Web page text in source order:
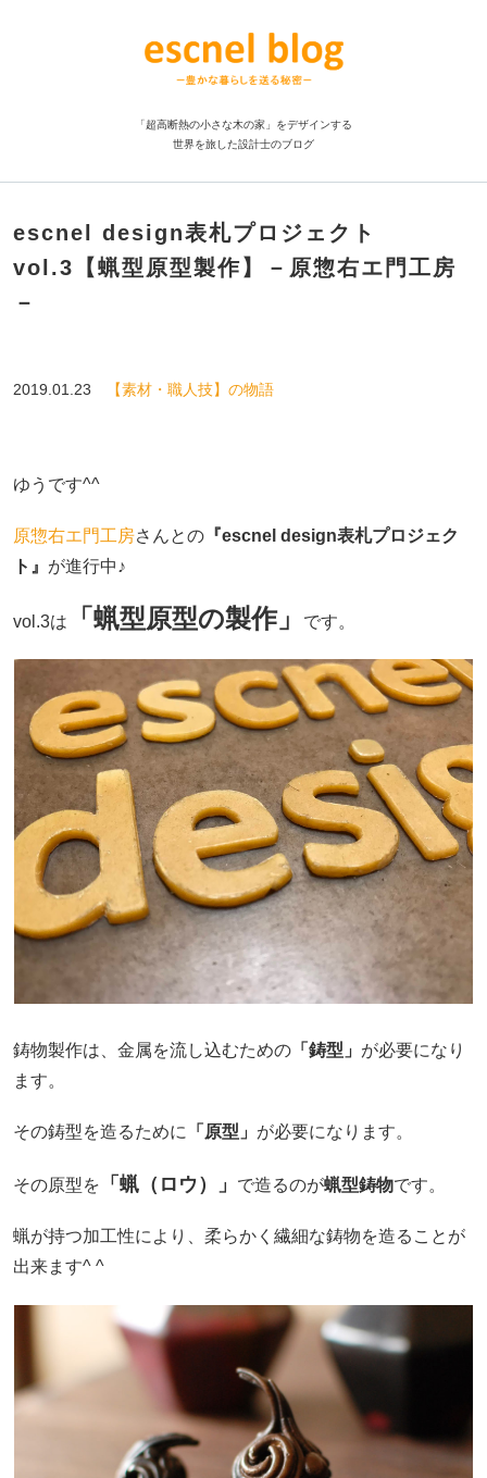
「超高断熱の小さな木の家」をデザインする
世界を旅した設計士のブログ
escnel design表札プロジェクト
vol.3【蝋型原型製作】－原惣右エ門工房
－
2019.01.23 【素材・職人技】の物語
ゆうです^^
原惣右エ門工房さんとの『escnel design表札プロジェク
ト』 が進行中♪
vol.3は 「蝋型原型の製作」 です。
鋳物製作は、金属を流し込むための「鋳型」 が必要になり
ます。
その鋳型を造るために 「原型」 が必要になります。
その原型を 「蝋（ロウ）」 で造るのが蝋型鋳物です。
蝋が持つ加工性により、柔らかく繊細な鋳物を造ることが
出来ます^ ^